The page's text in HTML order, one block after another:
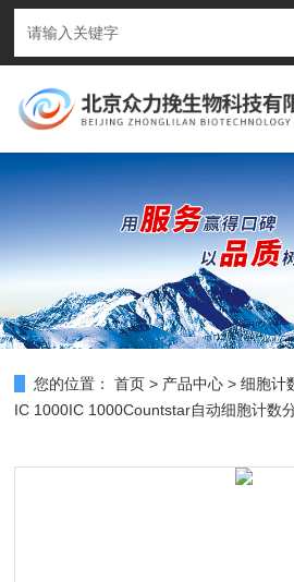
您的位置： 首页 > 产品中心 >细胞计
IC 1000IC 1000Countstar自动细胞计数